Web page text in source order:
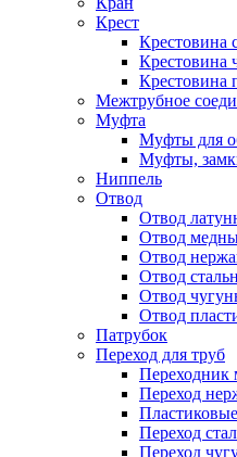
Крест
Крестовина
Крестовина
Крестовина
Межтрубное
Муфта
Муфты для
Муфты,
Ниппель
Отвод
Отвод
Отвод
Отвод
Отвод
Отвод
Отвод
Патрубок
Переход для труб
Переходник
Переход
Переход
Переход